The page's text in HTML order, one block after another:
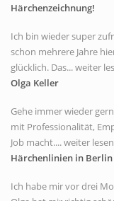
Härchenzeichnung!
Ich bin wieder super
schon mehrere Jahre
glücklich. Das... weiter
Olga Keller
Gehe immer wieder
mit Professionalität,
Job macht.... weiter
Härchenlinien in Berlin
Ich habe mir vor drei